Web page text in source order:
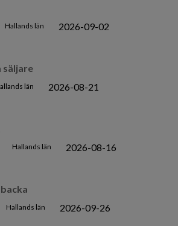
Hallands län 2026-09-02
säljare
län 2026-08-21
Hallands län 2026-08-16
Hallands län 2026-09-26